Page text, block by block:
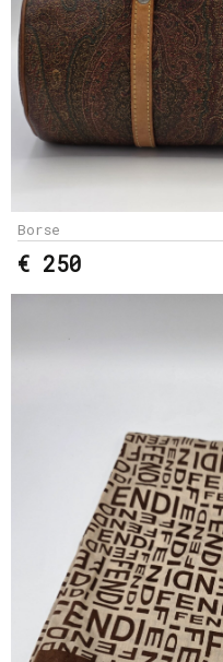
Borse
€ 250